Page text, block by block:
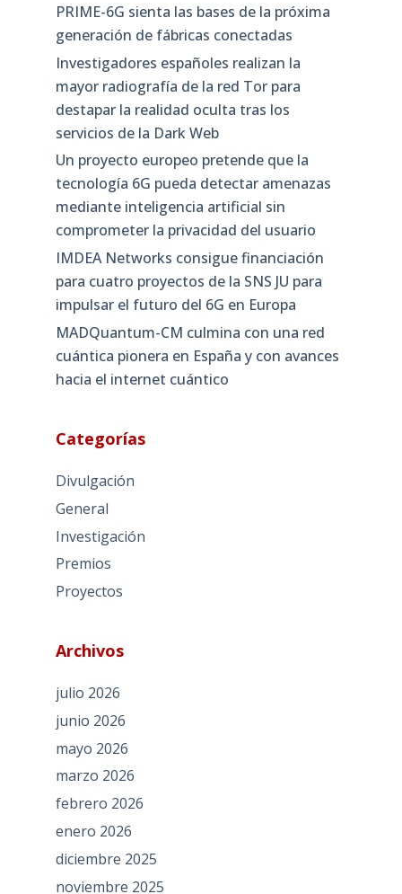
PRIME-6G sienta las bases de la próxima
generación de fábricas conectadas
Investigadores españoles realizan la
mayor radiografía de la red Tor para
destapar la realidad oculta tras los
servicios de la Dark Web
Un proyecto europeo pretende que la
tecnología 6G pueda detectar amenazas
mediante inteligencia artificial sin
comprometer la privacidad del usuario
IMDEA Networks consigue financiación
para cuatro proyectos de la SNS JU para
impulsar el futuro del 6G en Europa
MADQuantum-CM culmina con una red
cuántica pionera en España y con avances
hacia el internet cuántico
Categorías
Divulgación
General
Investigación
Premios
Proyectos
Archivos
julio 2026
junio 2026
mayo 2026
marzo 2026
febrero 2026
enero 2026
diciembre 2025
noviembre 2025